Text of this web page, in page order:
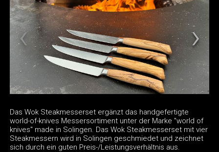
Das Wok Steakmesserset ergänzt das handgefertigte
world-of-knives Messersortiment unter der Marke "world of
knives" made in Solingen. Das Wok Steakmesserset mit vier
Steakmessern wird in Solingen geschmiedet und zeichnet
sich durch ein guten Preis-/Leistungsverhältnis aus.